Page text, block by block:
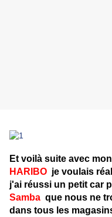
Et voilà suite avec
HARIBO je voulais
j'ai réussi un petit car
Samba que nous ne
dans tous les